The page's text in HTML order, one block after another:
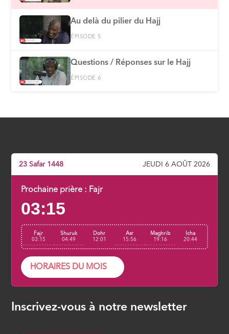
Au delà du pilier du Hajj
ÉPISODE 5
Questions / Réponses sur le Hajj
ÉPISODE 6
23 Safar 1448 JEUDI 6 AOÛT 2026
Prochaine prière : Fajr
03:15
Fajr
03:15
Shuruk
04:49
Dohr
12:01
Asr
15:56
Maghrib
19:16
Icha
20:44
HORAIRES DU MOIS
Inscrivez-vous à notre newsletter